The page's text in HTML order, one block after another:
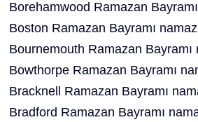
Borehamwood Ramazan
Boston Ramazan Bayramı
Bournemouth Ramazan Bayramı
Bowthorpe Ramazan Bayramı
Bracknell Ramazan Bayramı
Bradford Ramazan Bayramı